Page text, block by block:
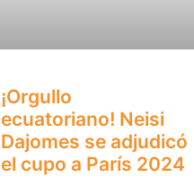
¡Orgullo
ecuatoriano! Neisi
Dajomes se adjudicó
el cupo a París 2024